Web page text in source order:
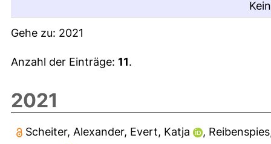
Gehe zu: 2021
Anzahl der Einträge: 11.
2021
Scheiter, Alexander, Evert, Katja ,